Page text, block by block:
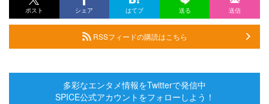
ポスト シェア はてブ 送る 送信
RSSフィードの購読はこちら
多彩なエンタメ情報をTwitterで発信中
SPICE公式アカウントをフォローしよう！